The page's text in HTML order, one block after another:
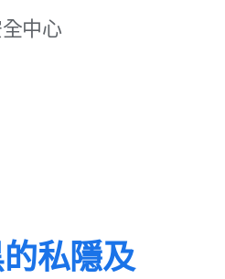
中心
私隱​及​